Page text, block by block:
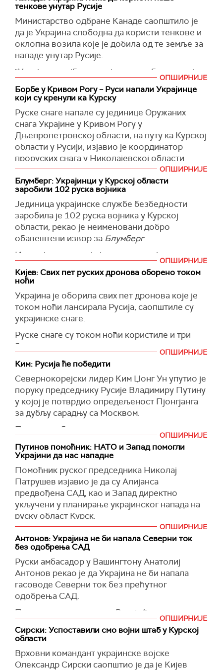
Лукашенко и највиши војни и безбедносни
званичници, рекао да украјинска страна
спроводи континуирано извиђање
беспилотним летелицама, уз покушаје да
наруши белоруски ваздушни простор, преноси
Белта.
"С обзиром на присуство украјинских
оружаних формација у пограничним
областима, остаје велика вероватноћа
припреме и извођења оружаних провокација
на нашој територији", навео је Хренин.
(Reuters)
тенкове унутар Русије
Министарство одбране Канаде саопштило је
да је Украјина слободна да користи тенкове и
оклопна возила које је добила од те земље за
нападе унутар Русије.
"Украјинци најбоље знају како да бране своју
домовину. Канада не поставља географска
ограничења на употребу војне опреме коју
донира Украјини", изјавила је портпаролка
Министарства одбране Канаде Андре Ан
Пулен.
(CBS)
ОПШИРНИЈЕ
Борбе у Кривом Рогу – Руси напали Украјинце
који су кренули ка Курску
Руске снаге напале су јединице Оружаних
снага Украјине у Кривом Рогу у
Дњепропетровској области, на путу ка Курској
области у Русији, изјавио је координатор
проруских снага у Николајевској области
Сергеј Лебедев.
Лебедев је заРИА Новостинавео да је
погођено складиште муниције и воз са
утовареном војном опремом.
Према његовим речима, руски ракетни
системи два пута су синоћ погодили подручје
што је изазвало експлозије и пожар.
(Танјуг)
ОПШИРНИЈЕ
Блумберг: Украјинци у Курској области
заробили 102 руска војника
Јединица украјинске службе безбедности
заробила је 102 руска војника у Курској
области, рекао је неименовани добро
обавештени извор за Блумберг.
Извор је навео да је јединица украјинске
службе безбедности која делује у области
Курска заробила 102 руска војника у великом
залихе муниције.
"Руски званичници су већ ступили у контакт са
заробљеника", изјавио је комесар за људска
права украјинског парламента Дмитро
Лубинец, који је одбио да изнесе детаље,
укључујући и укупан број руских војника који
су заробљени.
(Танјуг)
ОПШИРНИЈЕ
Кијев: Свих пeт руских дронова оборено током
ноћи
Украјина је оборила свих пет дронова које је
током ноћи лансирала Русија, саопштиле су
украјинске снаге.
Руске снаге су током ноћи користиле и три
балистичке ракете, наводи се у саопштењу.
(Reuters)
ОПШИРНИЈЕ
Ким: Русија ће победити
Севернокорејски лидер Ким Џонг Ун упутио је
поруку председнику Русије Владимиру Путину
у којој је потврдио опредељеност Пјонгјанга
за дубљу сарадњу са Москвом.
Поводом обележавања годишњице стицања
независности Северне Кореје, Ким је Путину
поручио да ће Русија победити у "светом рату
за мир и правду".
Ким је навео и да ће две земље промовисати
изградњу "мултиполарног новог света".
(Танјуг)
ОПШИРНИЈЕ
Путинов помоћник: НАТО и Запад помогли
Украјини да нас нападне
Помоћник руског председника Николај
Патрушев изјавио је да су Алијанса
предвођена САД, као и Запад директно
укључени у планирање украјинског напада на
руску област Курск.
Патрушев је рекао да трдње САД да нису
умешане у напад – нису тачне.
"Операција у Курској области је, такође,
планирана уз учешће НАТО-а и западних
специјалних служби", рекао је Патрушев.
(Reuters)
ОПШИРНИЈЕ
Антонов: Украјина не би напала Северни ток
без одобрења САД
Руски амбасадор у Вашингтону Анатолиј
Антонов рекао је да Украјина не би напала
гасоводе Северни ток без прећутног
одобрења СAД.
Према његовим речима, Русија ће
идентификовати и казнити оне који стоје иза
напада.
"САД настоје да сву одговорност пребаце на
своје украјинске марионете", рекао је
ОПШИРНИЈЕ
Сирски: Успоставили смо војни штаб у Курској
области
Врховни командант украјинске војске
Олександр Сирски саопштио је да је Кијев